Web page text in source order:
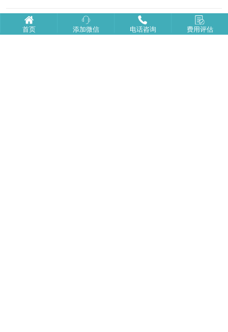
赴美生子|海边游玩+品尝美食
首页 添加微信 电话咨询 费用评估